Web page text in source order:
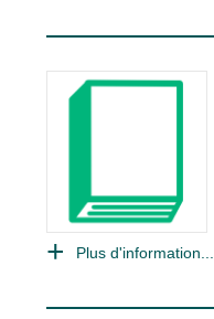
Plus d'information...